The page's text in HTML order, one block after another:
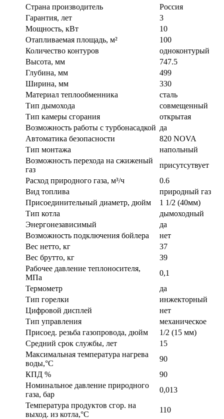
Страна производитель
Россия
Гарантия, лет
3
Мощность, кВт
10
Отапливаемая площадь, м²
100
Количество контуров
одноконтурый
Высота, мм
747.5
Глубина, мм
499
Ширина, мм
330
Материал теплообменника
сталь
Тип дымохода
совмещенный
Тип камеры сгорания
открытая
Возможность работы с турбонасадкой да
Автоматика безопасности
820 NOVA
Тип монтажа
напольный
Возможность перехода на сжиженый
газ
присутсутвует
Расход природного газа, м³/ч
0.6
Вид топлива
природный газ
Присоединительный диаметр, дюйм
1 1/2 (40мм)
Тип котла
дымоходный
Энергонезависимый
да
Возможность подключения бойлера
нет
Вес нетто, кг
37
Вес брутто, кг
39
Рабочее давление теплоносителя,
МПа
0,1
Термометр
да
Тип горелки
инжекторный
Цифровой дисплей
нет
Тип управления
механическое
Присоед. резьба газопровода, дюйм
1/2 (15 мм)
Средний срок службы, лет
15
Максимальная температура нагрева
воды,°С
90
КПД %
90
Номинальное давление природного
газа, бар
0,013
Температура продуктов сгор. на
выход. из котла,°С
110